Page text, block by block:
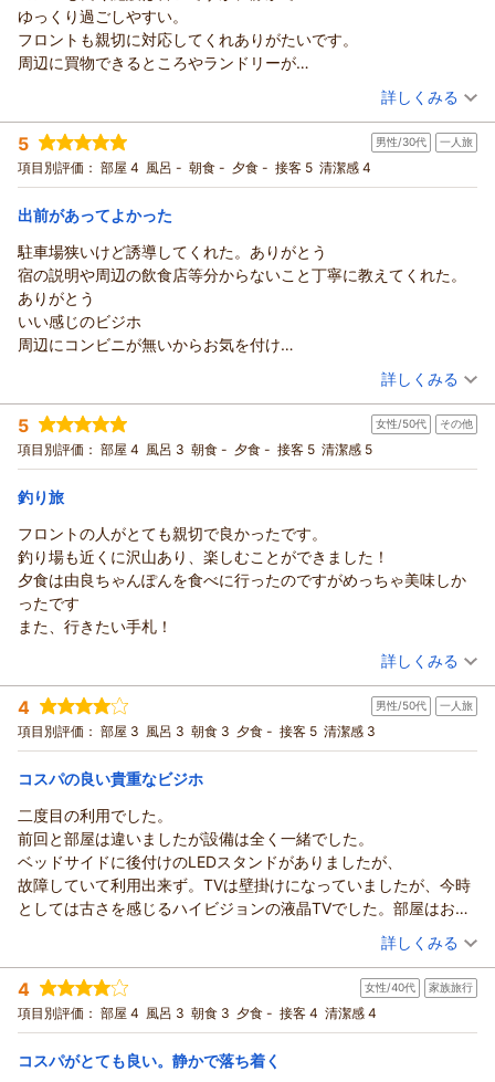
うございました。
ご感想をご投稿いただきましたこと御礼申し上げます。今後も
快適にご利用頂けるように努めて参ります。またのご利用を従
（返信日：2026/06/06）
ゆっくり過ごしやすい。
フロントも親切に対応してくれありがたいです。
周辺に買物できるところやランドリーが
（投稿日：2026/05/22）
宿泊時期： 2026年05月宿泊 (出張)
投稿者： motoさん
宿泊プラン： 【長期３連泊割】３連泊以上の方 限定プラン（軽朝食無料）
シングル 朝のみ
宿泊価格帯： 4,001～5,000円(大人一人あたり/税込)
ＢｉｚＨｏｔｅｌ（ビズホテル） 紀伊由良からの返信
Biz Hotel 紀伊由良をご利用いただきましてありがとうございま
した。ご感想をご投稿いただきましたこと御礼申し上げます。
今後も快適にご利用頂けるように努めて参ります。またのご利
用を心よりお待ち申し上げております。 片山
（返信日：2026/05/23）
詳しくみる
5 男性/30代 一人旅
項目別評価： 部屋 4 風呂 - 朝食 - 夕食 - 接客 5 清潔感 4
出前があってよかった
駐車場狭いけど誘導してくれた。ありがとう
宿の説明や周辺の飲食店等分からないこと丁寧に教えてくれた。
ありがとう
いい感じのビジホ
周辺にコンビニが無いからお気を付け
（投稿日：2026/05/10）
宿泊時期： 2026年04月宿泊 (一人旅)
投稿者： ワタソンさん
宿泊プラン： 【お手軽】シンプルステイプラン♪（軽朝食無料）
朝のみ
宿泊価格帯：
ＢｉｚＨｏｔｅｌ（ビズホテル） 紀伊由良からの返信
Biz Hotel 紀伊由良をご利用いただきましてありがとうございま
した。ご感想をご投稿いただきましたこと御礼申し上げます。
今後も快適にご利用頂けるように努めて参ります。またのご利
用を従業員一同、心よりお待ち申し上げております。
（返信日：2026/05/11）
詳しくみる
5 女性/50代 その他
項目別評価： 部屋 4 風呂 3 朝食 - 夕食 - 接客 5 清潔感 5
釣り旅
フロントの人がとても親切で良かったです。
釣り場も近くに沢山あり、楽しむことができました！
夕食は由良ちゃんぽんを食べに行ったのですがめっちゃ美味しか
ったです
また、行きたい手札！
（投稿日：2026/05/06）
宿泊時期： 2026年05月宿泊 (その他)
投稿者： ずこさん(女性/50代)
宿泊プラン： 【お値打ち価格】コンパクトツインルームプラン（無料軽朝食
付）
ツイン 食事なし
宿泊価格帯： 3,001～4,000円(大人一人あたり/税込)
ＢｉｚＨｏｔｅｌ（ビズホテル） 紀伊由良からの返信
Biz Hotel 紀伊由良をご利用いただきましてありがとうございま
した。ご感想をご投稿いただきましたこと御礼申し上げます。
今後も快適にご利用頂けるように努めて参ります。またのご利
用を従業員一同、心よりお待ち申し上げております。 片山
（返信日：2026/05/07）
詳しくみる
4 男性/50代 一人旅
項目別評価： 部屋 3 風呂 3 朝食 3 夕食 - 接客 5 清潔感 3
コスパの良い貴重なビジホ
二度目の利用でした。
前回と部屋は違いましたが設備は全く一緒でした。
ベッドサイドに後付けのLEDスタンドがありましたが、
故障していて利用出来ず。TVは壁掛けになっていましたが、今時
としては古さを感じるハイビジョンの液晶TVでした。部屋はお世
辞にも綺麗とは言えません、要所に古さは感じますが、セルフの
朝食付きでこの値段で寝床を提供頂けるのは本当に有り難いで
す。
フロントの方も一生懸命、丁寧さが伝わってくる応対で好感がも
てます。
です。これからも変わらず今のスタイルで頑張って頂きたいで
（投稿日：2026/03/22）
宿泊時期： 2026年03月宿泊 (一人旅)
投稿者： つむつむさん
宿泊プラン： 【１４日前】早期申込みでお得！早割１４プラン♪（無料軽朝
食サービス）
シングル 朝のみ
宿泊価格帯： 4,001～5,000円(大人一人あたり/税込)
詳しくみる
4 女性/40代 家族旅行
項目別評価： 部屋 4 風呂 3 朝食 3 夕食 - 接客 4 清潔感 4
コスパがとても良い。静かで落ち着く